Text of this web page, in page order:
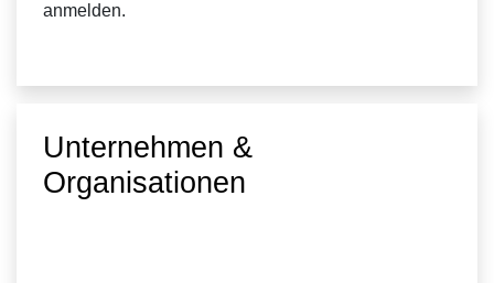
anmelden.
Unternehmen &
Organisationen